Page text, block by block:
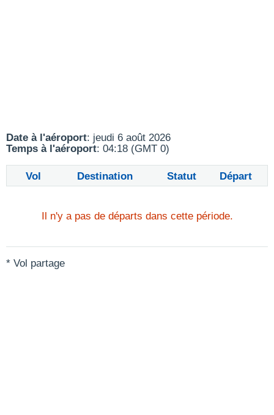
Date à l'aéroport: jeudi 6 août 2026
Temps à l'aéroport: 04:18 (GMT 0)
Vol Destination Statut Départ
Il n'y a pas de départs dans cette période.
* Vol partage